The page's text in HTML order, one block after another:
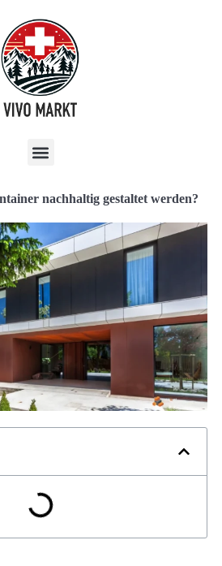
nachhaltig gestaltet werden?